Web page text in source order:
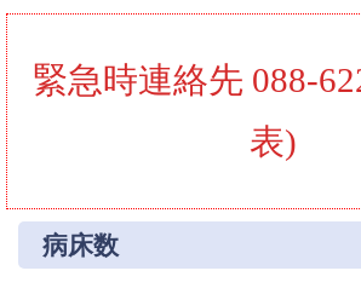
緊急時連絡先 088-
表)
病床数